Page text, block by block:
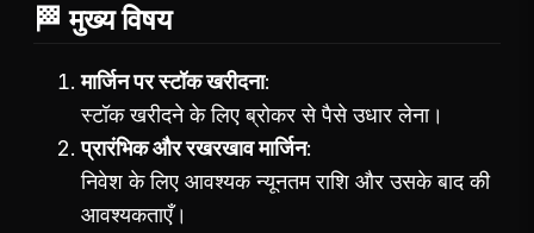
🏁 मुख्य विषय
मार्जिन पर स्टॉक खरीदना
स्टॉक खरीदने के लिए ब्रोकर से पैसे उधार लेना।
प्रारंभिक और रखरखाव मार्जिन
निवेश के लिए आवश्यक न्यूनतम राशि और उसके बाद की
आवश्यकताएँ।